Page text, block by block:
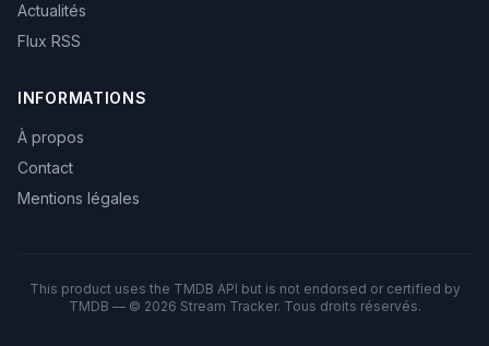
Actualités
Flux RSS
INFORMATIONS
À propos
Contact
Mentions légales
This product uses the TMDB API but is not endorsed or certified by
TMDB — © 2026 Stream Tracker. Tous droits réservés.